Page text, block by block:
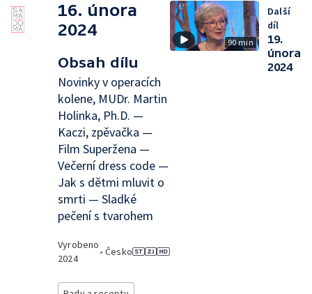
16. února
2024
Obsah dílu
Novinky v operacích
kolene, MUDr. Martin
Holinka, Ph.D. —
Kaczi, zpěvačka —
Film Superžena —
Večerní dress code —
Jak s dětmi mluvit o
smrti — Sladké
pečení s tvarohem
Vyrobeno
2024
• Česko
90 min
Další
díl
19.
února
2024